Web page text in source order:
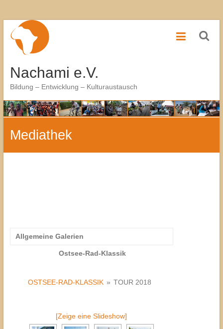
Inhalt
springen
Nachami e.V.
Bildung – Entwicklung – Kulturaustausch
Mediathek
Allgemeine Galerien
Ostsee-Rad-Klassik
OSTSEE-RAD-KLASSIK » TOUR 2018
[Zeige eine Slideshow]